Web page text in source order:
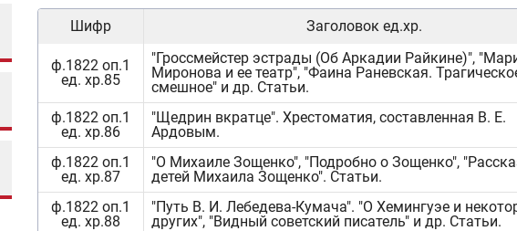
Шифр Заголовок ед.хр.
ф.1822 оп.1
ед. хр.85
"Гроссмейстер эстрады (Об Аркадии Райкине)",
Миронова и ее театр", "Фаина Раневская.
смешное" и др. Статьи.
ф.1822 оп.1
ед. хр.86
"Щедрин вкратце". Хрестоматия, составленная В. Е.
Ардовым.
ф.1822 оп.1
ед. хр.87
"О Михаиле Зощенко", "Подробно о Зощенко",
детей Михаила Зощенко". Статьи.
ф.1822 оп.1
ед. хр.88
"Путь В. И. Лебедева-Кумача". "О Хемингуэе и
других", "Видный советский писатель" и др. Статьи.